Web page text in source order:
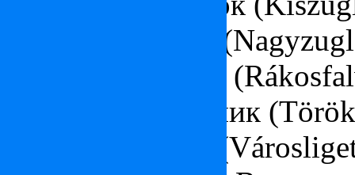
Большой уголок
Деревушка раков
Турецкий охранник
Городская роща